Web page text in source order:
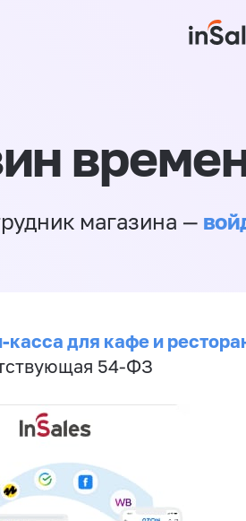
магазина —
касса для кафе и
54-ФЗ